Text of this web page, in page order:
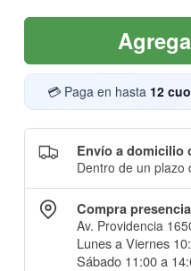
💳 Paga en hasta 12
Envío a domicilio
Dentro de un plazo
Compra
Av. Providencia
Lunes a Viernes
Sábado 11:00 a